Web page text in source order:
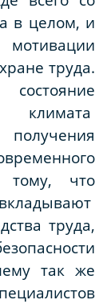
в целом, и
мотивации
труда.
климата
тому, что
труда,
так же